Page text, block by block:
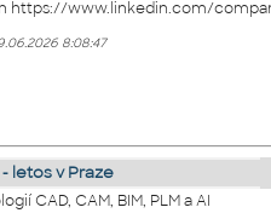
8:08:47
letos v Praze
CAD, CAM, BIM, PLM a AI